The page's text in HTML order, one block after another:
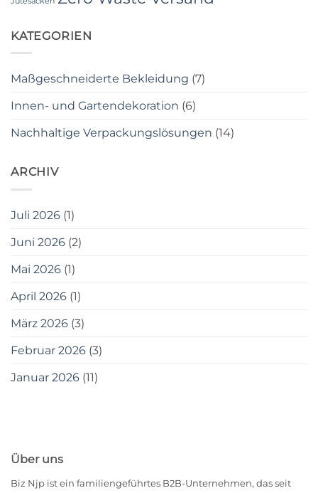
KATEGORIEN
Maßgeschneiderte Bekleidung (7)
Innen- und Gartendekoration (6)
Nachhaltige Verpackungslösungen (14)
ARCHIV
Juli 2026 (1)
Juni 2026 (2)
Mai 2026 (1)
April 2026 (1)
März 2026 (3)
Februar 2026 (3)
Januar 2026 (11)
Über uns
Biz Njp ist ein familiengeführtes B2B-Unternehmen, das seit